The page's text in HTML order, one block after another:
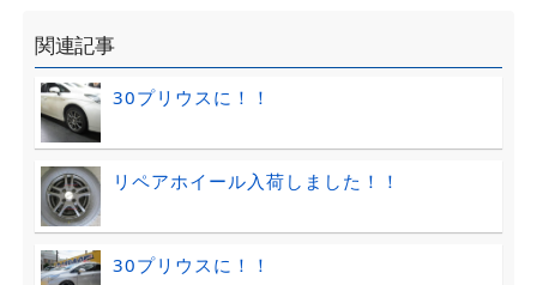
関連記事
30プリウスに！！
リペアホイール入荷しました！！
30プリウスに！！